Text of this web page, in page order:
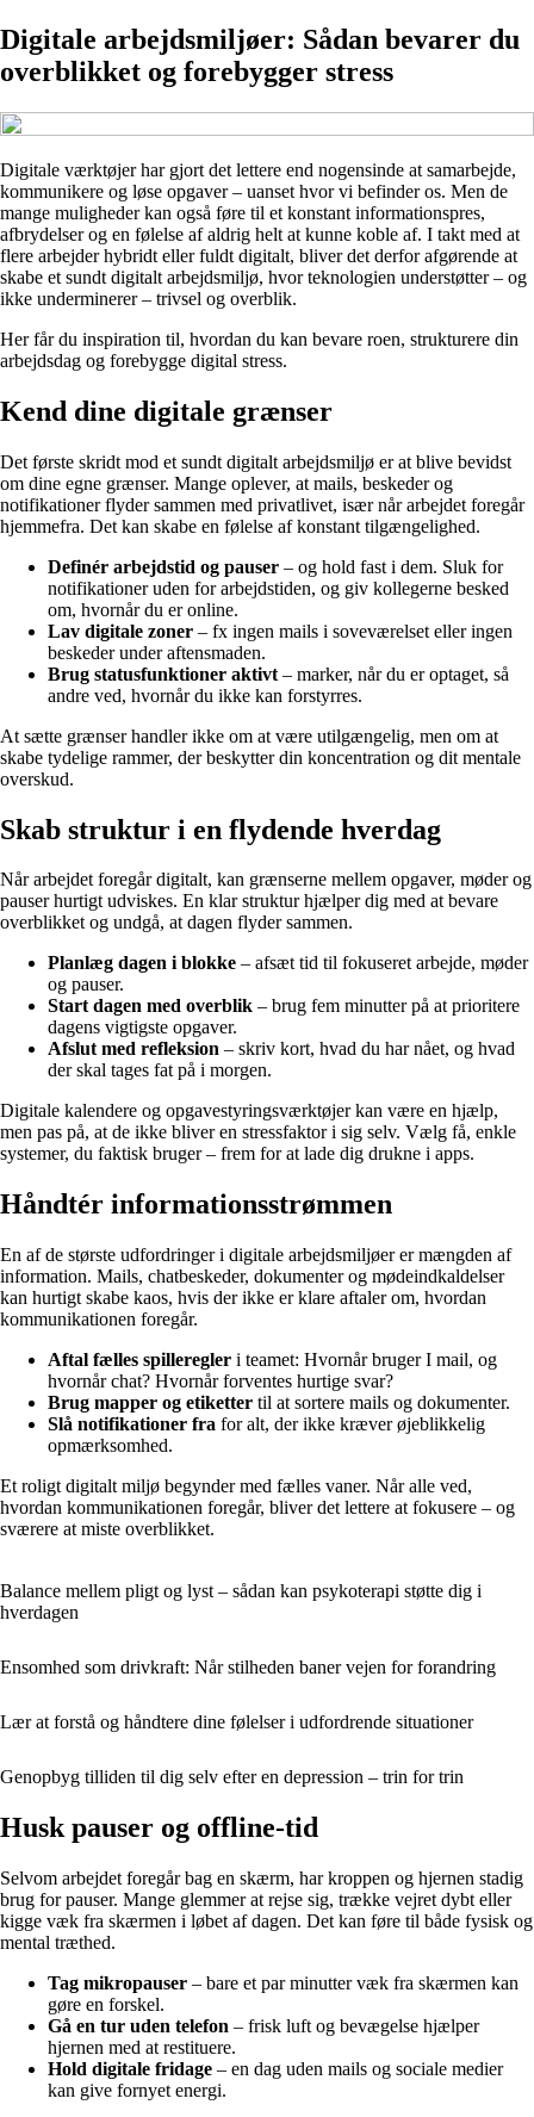
Digitale arbejdsmiljøer: Sådan bevarer du
overblikket og forebygger stress
Digitale værktøjer har gjort det lettere end nogensinde at samarbejde,
kommunikere og løse opgaver – uanset hvor vi befinder os. Men de
mange muligheder kan også føre til et konstant informationspres,
afbrydelser og en følelse af aldrig helt at kunne koble af. I takt med at
flere arbejder hybridt eller fuldt digitalt, bliver det derfor afgørende at
skabe et sundt digitalt arbejdsmiljø, hvor teknologien understøtter – og
ikke underminerer – trivsel og overblik.
Her får du inspiration til, hvordan du kan bevare roen, strukturere din
arbejdsdag og forebygge digital stress.
Kend dine digitale grænser
Det første skridt mod et sundt digitalt arbejdsmiljø er at blive bevidst
om dine egne grænser. Mange oplever, at mails, beskeder og
notifikationer flyder sammen med privatlivet, især når arbejdet foregår
hjemmefra. Det kan skabe en følelse af konstant tilgængelighed.
Definér arbejdstid og pauser – og hold fast i dem. Sluk for
notifikationer uden for arbejdstiden, og giv kollegerne besked
om, hvornår du er online.
Lav digitale zoner – fx ingen mails i soveværelset eller ingen
beskeder under aftensmaden.
Brug statusfunktioner aktivt – marker, når du er optaget, så
andre ved, hvornår du ikke kan forstyrres.
At sætte grænser handler ikke om at være utilgængelig, men om at
skabe tydelige rammer, der beskytter din koncentration og dit mentale
overskud.
Skab struktur i en flydende hverdag
Når arbejdet foregår digitalt, kan grænserne mellem opgaver, møder og
pauser hurtigt udviskes. En klar struktur hjælper dig med at bevare
overblikket og undgå, at dagen flyder sammen.
Planlæg dagen i blokke – afsæt tid til fokuseret arbejde, møder
og pauser.
Start dagen med overblik – brug fem minutter på at prioritere
dagens vigtigste opgaver.
Afslut med refleksion – skriv kort, hvad du har nået, og hvad
der skal tages fat på i morgen.
Digitale kalendere og opgavestyringsværktøjer kan være en hjælp,
men pas på, at de ikke bliver en stressfaktor i sig selv. Vælg få, enkle
systemer, du faktisk bruger – frem for at lade dig drukne i apps.
Håndtér informationsstrømmen
En af de største udfordringer i digitale arbejdsmiljøer er mængden af
information. Mails, chatbeskeder, dokumenter og mødeindkaldelser
kan hurtigt skabe kaos, hvis der ikke er klare aftaler om, hvordan
kommunikationen foregår.
Aftal fælles spilleregler i teamet: Hvornår bruger I mail, og
hvornår chat? Hvornår forventes hurtige svar?
Brug mapper og etiketter til at sortere mails og dokumenter.
Slå notifikationer fra for alt, der ikke kræver øjeblikkelig
opmærksomhed.
Et roligt digitalt miljø begynder med fælles vaner. Når alle ved,
hvordan kommunikationen foregår, bliver det lettere at fokusere – og
sværere at miste overblikket.
Balance mellem pligt og lyst – sådan kan psykoterapi støtte dig i
hverdagen
Ensomhed som drivkraft: Når stilheden baner vejen for forandring
Lær at forstå og håndtere dine følelser i udfordrende situationer
Genopbyg tilliden til dig selv efter en depression – trin for trin
Husk pauser og offline-tid
Selvom arbejdet foregår bag en skærm, har kroppen og hjernen stadig
brug for pauser. Mange glemmer at rejse sig, trække vejret dybt eller
kigge væk fra skærmen i løbet af dagen. Det kan føre til både fysisk og
mental træthed.
Tag mikropauser – bare et par minutter væk fra skærmen kan
gøre en forskel.
Gå en tur uden telefon – frisk luft og bevægelse hjælper
hjernen med at restituere.
Hold digitale fridage – en dag uden mails og sociale medier
kan give fornyet energi.